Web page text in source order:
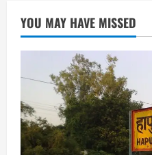
YOU MAY HAVE MISSED